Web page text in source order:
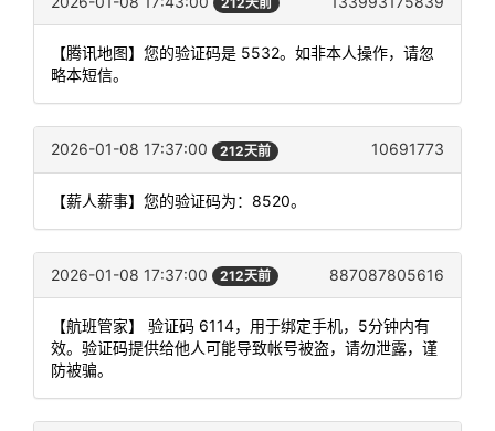
【腾讯地图】您的验证码是 5532。如非本人操作，请忽
略本短信。
2026-01-08 17:37:00 212天前 10691773
【薪人薪事】您的验证码为：8520。
2026-01-08 17:37:00 212天前 887087805616
【航班管家】 验证码 6114，用于绑定手机，5分钟内有
效。验证码提供给他人可能导致帐号被盗，请勿泄露，谨
防被骗。